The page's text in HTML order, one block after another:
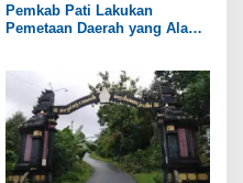
Pemkab Pati Lakukan
Pemetaan Daerah yang Alami